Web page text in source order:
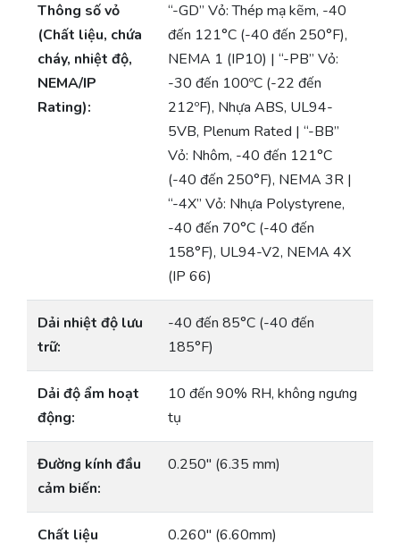
Thông số vỏ
(Chất liệu, chứa
cháy, nhiệt độ,
NEMA/IP
Rating):
“-GD” Vỏ: Thép mạ kẽm, -40
đến 121°C (-40 đến 250°F),
NEMA 1 (IP10) | “-PB” Vỏ:
-30 đến 100ºC (-22 đến
212ºF), Nhựa ABS, UL94-
5VB, Plenum Rated | “-BB”
Vỏ: Nhôm, -40 đến 121°C
(-40 đến 250°F), NEMA 3R |
“-4X” Vỏ: Nhựa Polystyrene,
-40 đến 70°C (-40 đến
158°F), UL94-V2, NEMA 4X
(IP 66)
Dải nhiệt độ lưu
trữ:
-40 đến 85°C (-40 đến
185°F)
Dải độ ẩm hoạt
động:
10 đến 90% RH, không ngưng
tụ
Đường kính đầu
cảm biến:
0.250″ (6.35 mm)
Chất liệu
0.260″ (6.60mm)